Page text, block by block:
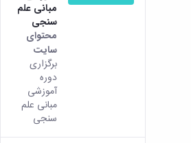
مبانی علم
سنجی
محتوای
سایت
برگزاری
دوره
آموزشی
مبانی علم
سنجی